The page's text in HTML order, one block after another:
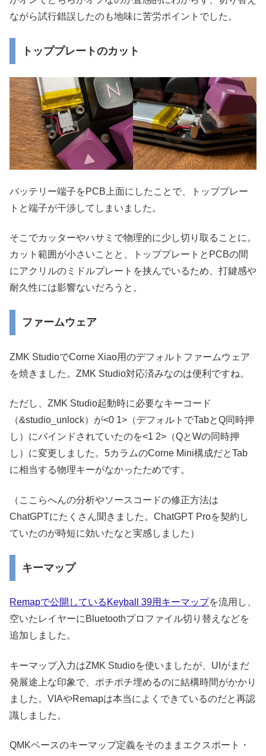
ながら試行錯誤したのも地味に苦労ポイントでした。
トッププレートのカット
バッテリー端子をPCB上面にしたことで、トッププレー
トと端子が干渉してしまいました。
そこでカッターやハサミで物理的に少し切り取ることに。
カット範囲が小さいことと、トッププレートとPCBの間
にアクリルのミドルプレートを挟んでいるため、打鍵感や
耐久性には影響ないだろうと。
ファームウェア
ZMK StudioでCorne Xiao用のデフォルトファームウェア
を焼きました。ZMK Studio対応済みなのは便利ですね。
ただし、ZMK Studio起動時に必要なキーコード
（&studio_unlock）が<0 1>（デフォルトでTabとQ同時押
し）にバインドされていたのを<1 2>（QとWの同時押
し）に変更しました。5カラムのCorne Mini構成だとTab
に相当する物理キーがなかったためです。
（ここらへんの分析やソースコードの修正方法は
ChatGPTにたくさん聞きました。ChatGPT Proを契約し
ていたのが時短に効いたなと実感しました）
キーマップ
Remapで公開しているKeyball 39用キーマップを流用し、
空いたレイヤーにBluetoothプロファイル切り替えなどを
追加しました。
キーマップ入力はZMK Studioを使いましたが、UIがまだ
発展途上な印象で、ポチポチ埋めるのに結構時間がかかり
ました。VIAやRemapは本当によくできているのだと再認
識しました。
QMKベースのキーマップ定義をそのままエクスポート・